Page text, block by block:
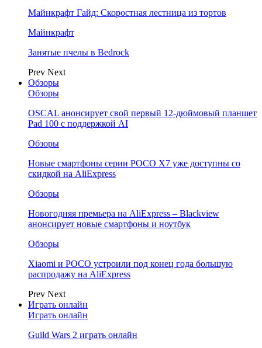
Майнкрафт Гайд: Скоростная лестница из тортов
Майнкрафт
Занятые пчелы в Bedrock
Prev Next
Обзоры
Обзоры
OSCAL анонсирует свой первый 12-дюймовый планшет
Pad 100 с поддержкой AI
Обзоры
Новые смартфоны серии POCO X7 уже доступны со
скидкой на AliExpress
Обзоры
Новогодняя премьера на AliExpress – Blackview
анонсирует новые смартфоны и ноутбук
Обзоры
Xiaomi и POCO устроили под конец года большую
распродажу на AliExpress
Prev Next
Играть онлайн
Играть онлайн
Guild Wars 2 играть онлайн